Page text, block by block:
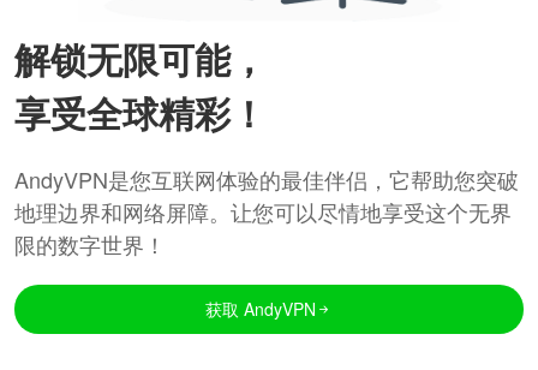
解锁无限可能，
享受全球精彩！
AndyVPN是您互联网体验的最佳伴侣，它帮助您突破
地理边界和网络屏障。让您可以尽情地享受这个无界
限的数字世界！
获取 AndyVPN